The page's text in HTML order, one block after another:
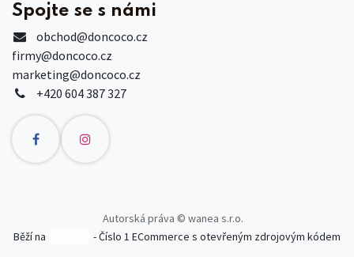
Spojte se s námi
obchod@doncoco.cz
firmy@doncoco.cz
marketing@doncoco.cz
+420 604 387 327
Autorská práva © wanea s.r.o.
Běží na
- Číslo 1ECommerce s otevřeným zdrojovým kódem